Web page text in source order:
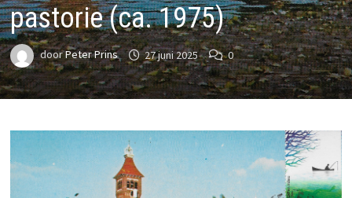
pastorie (ca. 1975)
doorPeter Prins 27 juni 2025 0